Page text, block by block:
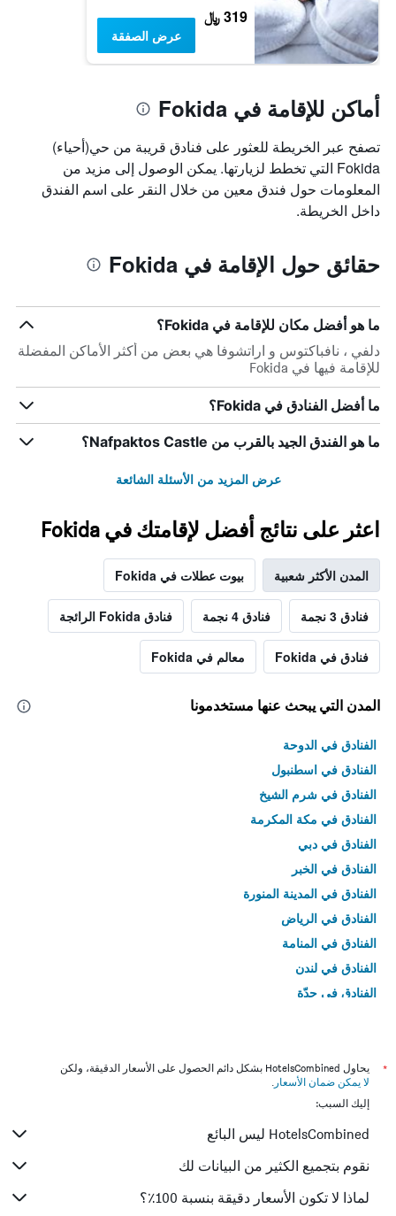
319 ﷼
عرض الصفقة
أماكن للإقامة في Fokida
تصفح عبر الخريطة للعثور على فنادق قريبة من حي(أحياء)
Fokida التي تخطط لزيارتها. يمكن الوصول إلى مزيد من
المعلومات حول فندق معين من خلال النقر على اسم الفندق
داخل الخريطة.
حقائق حول الإقامة في Fokida
ما هو أفضل مكان للإقامة في Fokida؟
دلفي ، نافباكتوس و اراتشوفا هي بعض من أكثر الأماكن المفضلة
للإقامة فيها في Fokida
ما أفضل الفنادق في Fokida؟
ما هو الفندق الجيد بالقرب من Nafpaktos Castle؟
عرض المزيد من الأسئلة الشائعة
اعثر على نتائج أفضل لإقامتك في Fokida
المدن الأكثر شعبية بيوت عطلات في Fokida
فنادق 3 نجمة فنادق 4 نجمة فنادق Fokida الرائجة
فنادق في Fokida معالم في Fokida
المدن التي يبحث عنها مستخدمونا
الفنادق في الدوحة
الفنادق في اسطنبول
الفنادق في شرم الشيخ
الفنادق في مكة المكرمة
الفنادق في دبي
الفنادق في الخبر
الفنادق في المدينة المنورة
الفنادق في الرياض
الفنادق في المنامة
الفنادق في لندن
الفنادق في جدّة
*
يحاول HotelsCombined بشكل دائم الحصول على الأسعار الدقيقة، ولكن
لا يمكن ضمان الأسعار .
إليك السبب:
HotelsCombined ليس البائع
نقوم بتجميع الكثير من البيانات لك
لماذا لا تكون الأسعار دقيقة بنسبة 100٪؟